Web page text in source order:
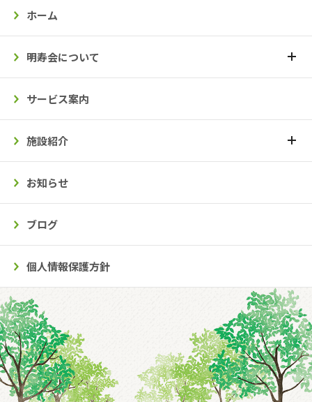
ホーム
明寿会について
サービス案内
施設紹介
お知らせ
ブログ
個人情報保護方針